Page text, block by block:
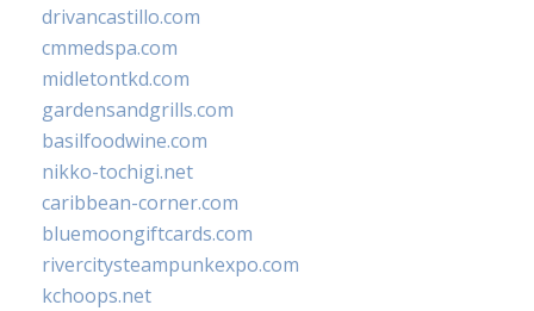
drivancastillo.com
cmmedspa.com
midletontkd.com
gardensandgrills.com
basilfoodwine.com
nikko-tochigi.net
caribbean-corner.com
bluemoongiftcards.com
rivercitysteampunkexpo.com
kchoops.net